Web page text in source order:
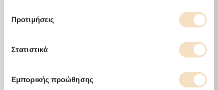
Προτιμήσεις
Στατιστικά
Εμπορικής προώθησης